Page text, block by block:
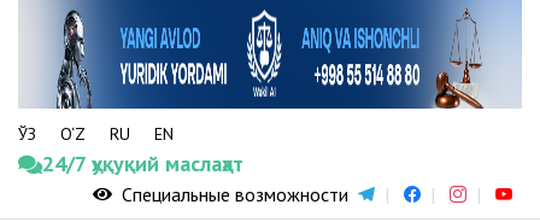
ЎЗ O‘Z RU EN
24/7 ҳуқуқий маслаҳат
Специальные возможности